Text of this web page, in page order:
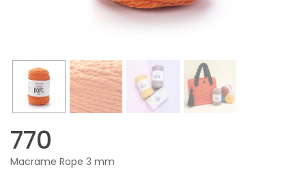
770
Macrame Rope 3 mm